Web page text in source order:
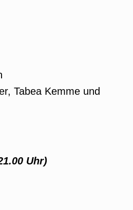
Tabea Kemme und
Uhr)